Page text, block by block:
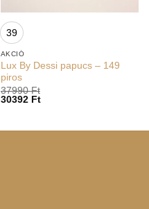
39
AKCIÓ
Lux By Dessi papucs – 149
piros
37990Ft
30392 Ft